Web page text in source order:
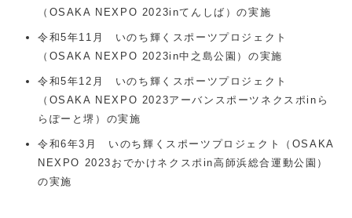
（OSAKA NEXPO 2023inてんしば）の実施
令和5年11月 いのち輝くスポーツプロジェクト
（OSAKA NEXPO 2023in中之島公園）の実施
令和5年12月 いのち輝くスポーツプロジェクト
（OSAKA NEXPO 2023アーバンスポーツネクスポinら
らぽーと堺）の実施
令和6年3月 いのち輝くスポーツプロジェクト（OSAKA
NEXPO 2023おでかけネクスポin高師浜総合運動公園）
の実施